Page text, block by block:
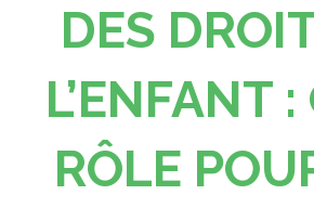
DES
L’ENFANT
RÔLE